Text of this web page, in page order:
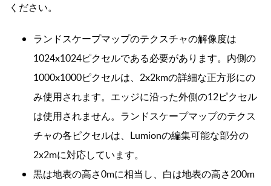
ください。
ランドスケープマップのテクスチャの解像度は
1024x1024ピクセルである必要があります。内側の
1000x1000ピクセルは、2x2kmの詳細な正方形にの
み使用されます。エッジに沿った外側の12ピクセル
は使用されません。ランドスケープマップのテクス
チャの各ピクセルは、Lumionの編集可能な部分の
2x2mに対応しています。
黒は地表の高さ0mに相当し、白は地表の高さ200m